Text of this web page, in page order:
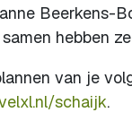
Beerkens-
hebben
van je
schaijk.